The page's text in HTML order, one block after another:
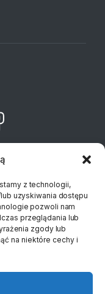
z technologii,
uzyskiwania dostępu
pozwoli nam
przeglądania lub
zgody lub
na niektóre cechy i